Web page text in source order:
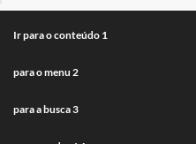
Ir para o conteúdo 1
para o menu 2
para a busca3